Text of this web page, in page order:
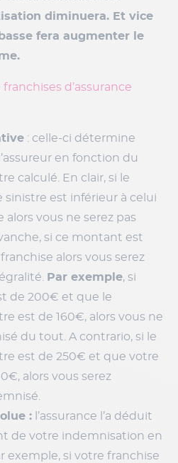
diminuera. Et vice
fera augmenter le
franchises d’assurance
: celle-ci détermine
en fonction du
calculé. En clair, si le
est inférieur à celui
alors vous ne serez pas
si ce montant est
alors vous serez
Par exemple, si
de 200€ et que le
est de 160€, alors vous ne
du tout. A contrario, si le
est de 250€ et que votre
alors vous serez
: l’assurance l’a déduit
de votre indemnisation en
exemple, si votre franchise